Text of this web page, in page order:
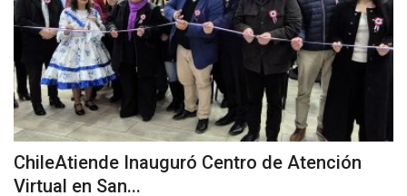
ChileAtiende Inauguró Centro de Atención
Virtual en San...